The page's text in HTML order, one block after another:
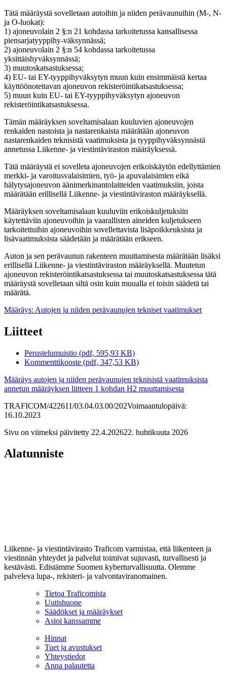
Tätä määräystä sovelletaan autoihin ja niiden perävaunuihin (M-, N-
ja O-luokat):
1) ajoneuvolain 2 §:n 21 kohdassa tarkoitetussa kansallisessa
piensarjatyyppihy-väksynnässä;
2) ajoneuvolain 2 §:n 54 kohdassa tarkoitetussa
yksittäishyväksynnässä;
3) muutoskatsastuksessa;
4) EU- tai EY-tyyppihyväksytyn muun kuin ensimmäistä kertaa
käyttöönotettavan ajoneuvon rekisteröintikatsastuksessa;
5) muun kuin EU- tai EY-tyyppihyväksytyn ajoneuvon
rekisteröintikatsastuksessa.
Tämän määräyksen soveltamisalaan kuuluvien ajoneuvojen
renkaiden nastoista ja nastarenkaista määrätään ajoneuvon
nastarenkaiden teknisistä vaatimuksista ja tyyppihyväksynnästä
annetussa Liikenne- ja viestintäviraston määräyksessä.
Tätä määräystä ei sovelleta ajoneuvojen erikoiskäytön edellyttämien
merkki- ja varoitusvalaisimien, työ- ja apuvalaisimien eikä
hälytysajoneuvon äänimerkinantolaitteiden vaatimuksiin, joista
määrätään erillisellä Liikenne- ja viestintäviraston määräyksellä.
Määräyksen soveltamisalaan kuuluviin erikoiskuljetuksiin
käytettäviin ajoneuvoihin ja vaarallisten aineiden kuljetukseen
tarkoitettuihin ajoneuvoihin sovellettavista lisäpoikkeuksista ja
lisävaatimuksista säädetään ja määrätään erikseen.
Auton ja sen perävaunun rakenteen muuttamisesta määrätään lisäksi
erillisellä Liikenne- ja viestintäviraston määräyksellä. Muutetun
ajoneuvon rekisteröintikatsastuksessa tai muutoskatsastuksessa tätä
määräystä sovelletaan siltä osin kuin muualla ei toisin säädetä tai
määrätä.
Määräys: Autojen ja niiden perävaunujen tekniset vaatimukset
Liitteet
Perustelumuistio (pdf, 595,93 KB)
Kommenttikooste (pdf, 347,53 KB)
Määräys autojen ja niiden perävaunujen teknisistä vaatimuksista
annetun määräyksen liitteen 1 kohdan H2 muuttamisesta
TRAFICOM/422611/03.04.03.00/202Voimaantulopäivä:
16.10.2023
Sivu on viimeksi päivitetty 22.4.202622. huhtikuuta 2026
Alatunniste
Liikenne- ja viestintävirasto Traficom varmistaa, että liikenteen ja
viestinnän yhteydet ja palvelut toimivat sujuvasti, turvallisesti ja
kestävästi. Edistämme Suomen kyberturvallisuutta. Olemme
palveleva lupa-, rekisteri- ja valvontaviranomainen.
Tietoa Traficomista
Uutishuone
Säädökset ja määräykset
Asioi kanssamme
Hinnat
Tuet ja avustukset
Yhteystiedot
Anna palautetta